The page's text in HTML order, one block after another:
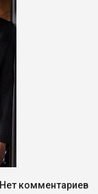
Нет комментариев